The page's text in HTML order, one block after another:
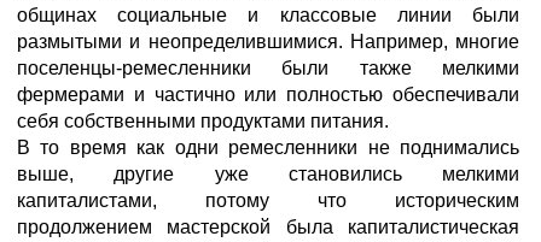
общинах социальные и классовые линии были
размытыми и неопределившимися. Например, многие
поселенцы-ремесленники были также мелкими
фермерами и частично или полностью обеспечивали
себя собственными продуктами питания.
В то время как одни ремесленники не поднимались
выше, другие уже становились мелкими
капиталистами, потому что историческим
продолжением мастерской была капиталистическая